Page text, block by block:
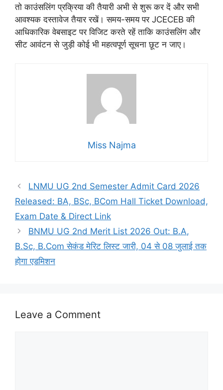
तो काउंसलिंग प्रक्रिया की तैयारी अभी से शुरू कर दें और सभी
आवश्यक दस्तावेज तैयार रखें। समय-समय पर JCECEB की
आधिकारिक वेबसाइट पर विजिट करते रहें ताकि काउंसलिंग और
सीट आवंटन से जुड़ी कोई भी महत्वपूर्ण सूचना छूट न जाए।
Miss Najma
LNMU UG 2nd Semester Admit Card 2026
Released: BA, BSc, BCom Hall Ticket Download,
Exam Date & Direct Link
BNMU UG 2nd Merit List 2026 Out: B.A,
B.Sc, B.Com सेकंड मेरिट लिस्ट जारी, 04 से 08 जुलाई तक
होगा एडमिशन
Leave a Comment